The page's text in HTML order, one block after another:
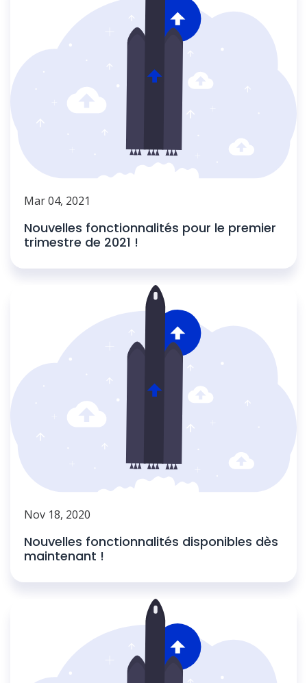
Mar 04, 2021
Nouvelles fonctionnalités pour le premier
trimestre de 2021 !
Nov 18, 2020
Nouvelles fonctionnalités disponibles dès
maintenant !